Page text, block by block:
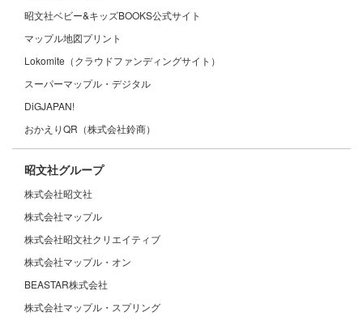
昭文社ベビー&キッズBOOKS公式サイト
マップル地図プリント
Lokomite（クラウドファンディングサイト）
スーパーマップル・デジタル
DiGJAPAN!
おかえりQR（株式会社鈴商）
昭文社グループ
株式会社昭文社
株式会社マップル
株式会社昭文社クリエイティブ
株式会社マップル・オン
BEASTAR株式会社
株式会社マップル・スプリング